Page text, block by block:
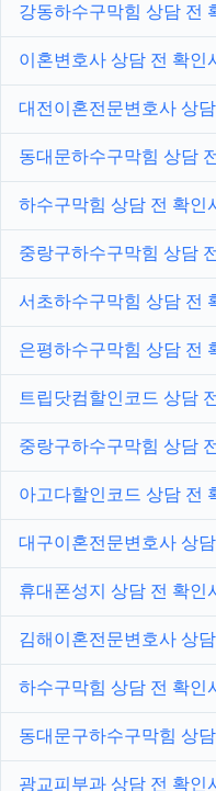
강동하수구막힘 상담 전
이혼변호사 상담 전 확인
대전이혼전문변호사 상
동대문하수구막힘 상담
하수구막힘 상담 전 확인
중랑구하수구막힘 상담
서초하수구막힘 상담 전
은평하수구막힘 상담 전
트립닷컴할인코드 상담
중랑구하수구막힘 상담
아고다할인코드 상담 전
대구이혼전문변호사 상
휴대폰성지 상담 전 확인
김해이혼전문변호사 상
하수구막힘 상담 전 확인
동대문구하수구막힘 상
광교피부과 상담 전 확인